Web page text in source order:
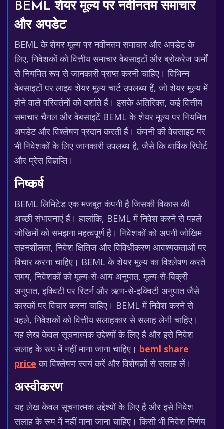
BEML शेयर मूल्य पर नवीनतम समाचार
और अपडेट
BEML के शेयर मूल्य पर नवीनतम समाचार और अपडेट के
लिए, निवेशकों को वित्तीय समाचार वेबसाइटों और ब्रोकरेज फर्मों
से नियमित रूप से जानकारी प्राप्त करनी चाहिए। विभिन्न
वेबसाइटों पर लाइव शेयर मूल्य चार्ट उपलब्ध हैं, जो शेयर मूल्य में
होने वाले परिवर्तनों को दर्शाते हैं। इसके अतिरिक्त, कई वित्तीय
समाचार चैनल और वेबसाइटें BEML के शेयर मूल्य पर नियमित
अपडेट और विश्लेषण प्रदान करती हैं। कंपनी की वेबसाइट पर
भी निवेशकों के लिए जानकारी उपलब्ध है, जैसे कि वार्षिक रिपोर्ट
और प्रेस विज्ञप्ति।
निष्कर्ष
BEML लिमिटेड एक मजबूत कंपनी है जिसकी विकास की
अच्छी संभावनाएं हैं। हालांकि, BEML में निवेश करने से पहले
जोखिमों को समझना महत्वपूर्ण है। निवेशकों को अपनी जोखिम
सहनशीलता, निवेश क्षितिज और विविधीकरण आवश्यकताओं पर
विचार करना चाहिए। BEML के शेयर मूल्य का विश्लेषण करते
समय, निवेशकों को मूल्य-से-आय अनुपात, मूल्य-से-बिक्री
अनुपात, इक्विटी पर रिटर्न और ऋण-से-इक्विटी अनुपात जैसे
कारकों पर विचार करना चाहिए। BEML में निवेश करने से
पहले, निवेशकों को वित्तीय सलाहकार से सलाह लेनी चाहिए।
यह लेख केवल सूचनात्मक उद्देश्यों के लिए है और इसे निवेश
सलाह के रूप में नहीं माना जाना चाहिए। beml share
price का विश्लेषण स्वयं करें और विशेषज्ञों से सलाह लें।
अस्वीकरण
यह लेख केवल सूचनात्मक उद्देश्यों के लिए है और इसे निवेश
सलाह के रूप में नहीं माना जाना चाहिए। किसी भी निवेश निर्णय